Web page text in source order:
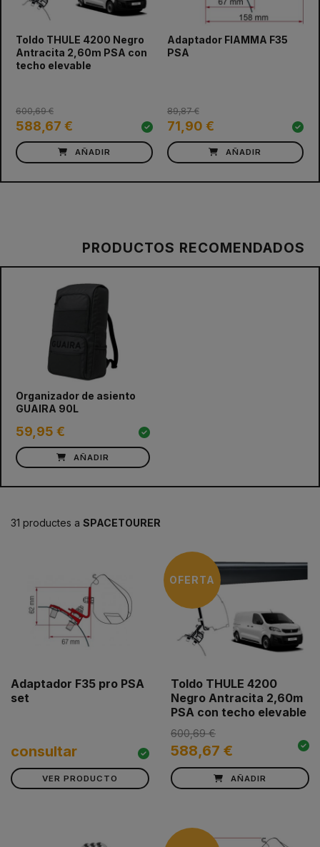
Toldo THULE 4200 Negro
Antracita 2,60m PSA con
techo elevable
588,67 €
600,69 €
AÑADIR
Adaptador FIAMMA F35
PSA
71,90 €
89,87 €
AÑADIR
prev next
PRODUCTOS RECOMENDADOS
Organizador de asiento
GUAIRA 90L
59,95 €
AÑADIR
31 productes a SPACETOURER
Adaptador F35 pro PSA
set
consultar
VER PRODUCTO
OFERTA
Toldo THULE 4200
Negro Antracita 2,60m
PSA con techo elevable
588,67 €
600,69 €
AÑADIR